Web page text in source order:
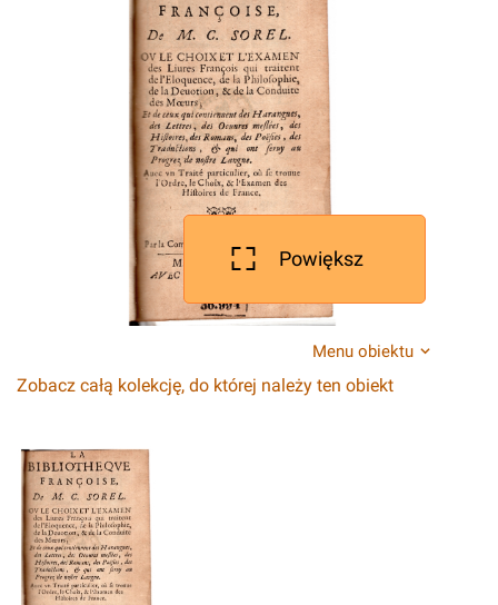
Powiększ
Menu obiektu
Zobacz całą kolekcję, do której należy ten obiekt